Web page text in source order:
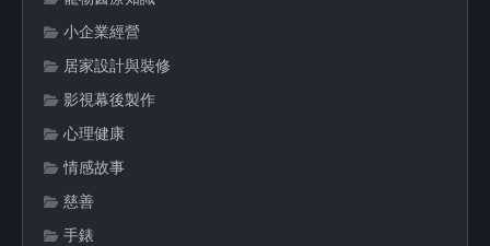
小企業經營
居家設計與裝修
影視幕後製作
心理健康
情感故事
慈善
手錶